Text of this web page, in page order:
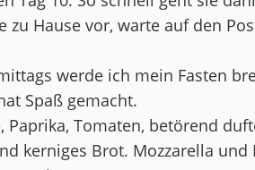
zu Hause vor, warte auf den
werde ich mein Fasten
Spaß gemacht.
Paprika, Tomaten, betörend
kerniges Brot. Mozzarella